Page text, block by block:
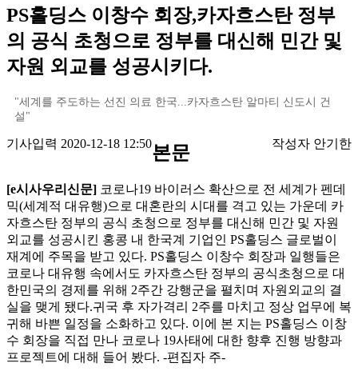
PS홀딩스 이창수 회장,카자흐스탄 정부
의 공식 초청으로 정부를 대신해 민간 및
자원 외교를 성공시키다.
"세계를 주도하는 선진 의료 한국...카자흐스탄 알마티 신도시 건
설"
기사입력 2020-12-18 12:50 작성자 안기한
본문
[e시사우리신문] 코로나19 바이러스 확산으로 전 세계가 펜데
믹(세계적 대유행)으로 대혼란의 시대를 격고 있는 가운데 카
자흐스탄 정부의 공식 초청으로 정부를 대신해 민간 및 자원
외교를 성공시킨 홍콩 내 한국계 기업인 PS홀딩스 글로벌이
재계에 주목을 받고 있다. PS홀딩스 이창수 회장과 일행들은
코로나 대유행 속에서도 카자흐스탄 정부의 공식초청으로 대
한민국의 경제를 위해 2주간 강행군을 펼치며 자원외교의 결
실을 맺게 됐다.귀국 후 자가격리 2주를 마치고 정상 업무에 복
귀해 바쁜 일정을 소화하고 있다. 이에 본 지는 PS홀딩스 이창
수 회장을 직접 만나 코로나 19사태에 대한 향후 진행 방향과
프로젝트에 대해 들어 봤다. -편집자 주-